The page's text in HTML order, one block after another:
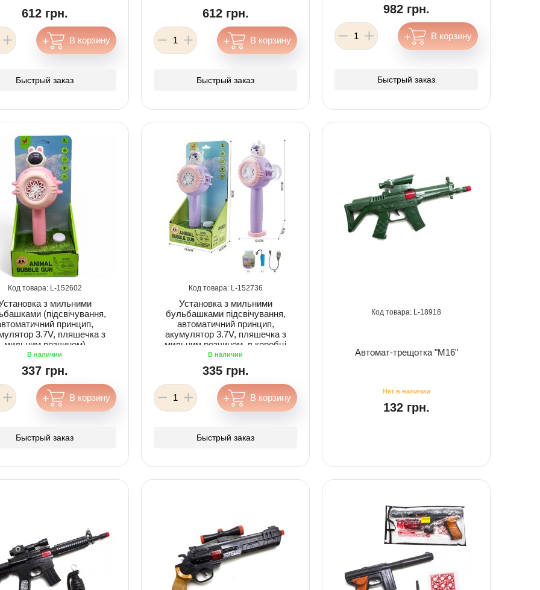
612 грн.
Быстрый заказ
612 грн.
Быстрый заказ
982 грн.
Быстрый заказ
152602
з мильними
(підсвічування,
принцип,
3.7V, пляшечка з
мильним розчином)
337 грн.
Быстрый заказ
152736
Установка з мильними
бульбашками підсвічування,
автоматичний принцип,
акумулятор 3.7V, пляшечка з
мильним розчином, в коробці
335 грн.
Быстрый заказ
18918
Автомат-трещотка "M16"
132 грн.